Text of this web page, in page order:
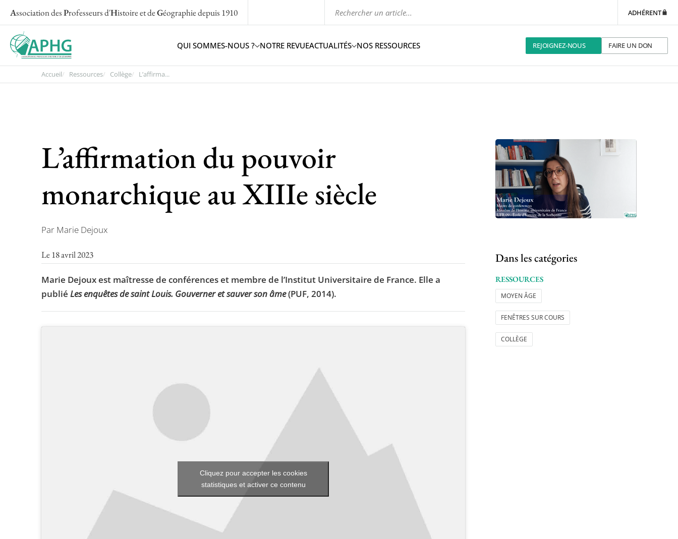
Association desProfesseurs d'Histoire et deGéographiedepuis 1910 ADHÉRENT
QUI SOMMES-NOUS ? NOTRE REVUEACTUALITÉS NOS RESSOURCES REJOIGNEZ-NOUS FAIRE UN DON
Accueil Ressources Collège L’affirma...
L’affirmation du pouvoir
monarchique au XIIIe siècle
Par Marie Dejoux
Le 18 avril 2023
Marie Dejoux est maîtresse de conférences et membre de l’Institut Universitaire de France. Elle a
publié Les enquêtes de saint Louis. Gouverner et sauver son âme(PUF, 2014).
Cliquez pour accepter les cookies
statistiques et activer ce contenu
Dans les catégories
RESSOURCES
MOYEN ÂGE
FENÊTRES SUR COURS
COLLÈGE